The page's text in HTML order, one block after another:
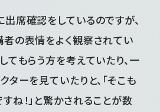
席確認をしているのですが、
の表情をよく観察されてい
てもらう方を考えていたり、一
ターを見ていたりと、「そこも
ね！」と驚かされることが数